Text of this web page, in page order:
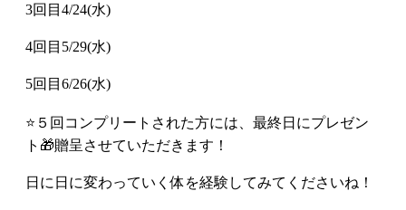
3回目4/24(水)
4回目5/29(水)
5回目6/26(水)
⭐️５回コンプリートされた方には、最終日にプレゼン
ト🎁贈呈させていただきます！
日に日に変わっていく体を経験してみてくださいね！